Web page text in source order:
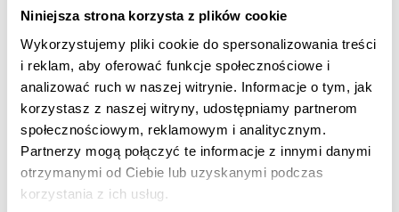
Niniejsza strona korzysta z plików cookie
Wykorzystujemy pliki cookie do spersonalizowania treści
i reklam, aby oferować funkcje społecznościowe i
analizować ruch w naszej witrynie. Informacje o tym, jak
korzystasz z naszej witryny, udostępniamy partnerom
społecznościowym, reklamowym i analitycznym.
Partnerzy mogą połączyć te informacje z innymi danymi
otrzymanymi od Ciebie lub uzyskanymi podczas
korzystania z ich usług.
sporządzić profil idealnego kandydata.
Złożenie oferty kandydatowi
Po wnikliwej ocenie kandydatów, firma składa wybranej
osobie ofertę pracy. Powinna ona zawierać wszystkie
szczegóły zatrudnienia (wynagrodzenie, długość okresu
próbnego, ubezpieczenie, formalności, warunki pracy,
itp.). Dobrze widziany jest również draft umowy, aby